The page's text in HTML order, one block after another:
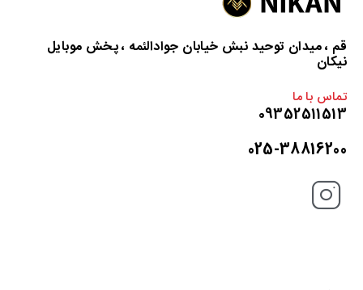
قم ، میدان توحید نبش خیابان جوادالئمه ، پخش موبایل
نیکان
تماس با ما
09352511513
025-38816200